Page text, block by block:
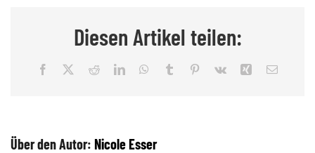
Diesen Artikel teilen:
Facebook RedditLinkedInWhatsApp
Tumblr Pinterest
Vk XingE-
Über den Autor: Nicole Esser